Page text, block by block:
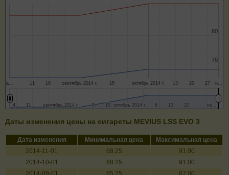
а… сентябрь 2014 г. октябрь 2014 г. н…
11 18 15 13 20 27
70
70
80
80
сентябрь 2014 г.
сентябрь 2014 г. октябрь 2014 г.
октябрь 2014 г. но…
но…
4
4 11
11 8
8 15
15 6
6 13
13 20
20
Даты изменения цены на сигареты MEVIUS LSS EVO 3
Дата изменения Минимальная цена
Максимальная цена
2014-11-01
68.25
91.00
2014-10-01
68.25
91.00